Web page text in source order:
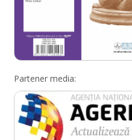
Partener media: